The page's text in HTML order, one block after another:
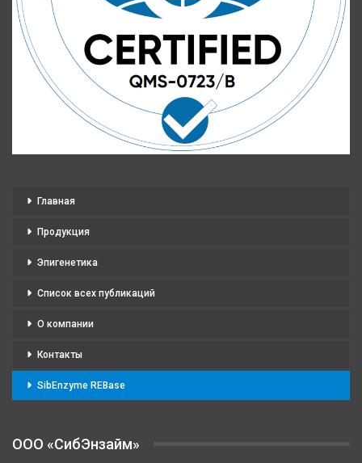
Главная
Продукция
Эпигенетика
Список всех публикаций
О компании
Контакты
SibEnzyme REBase
OOO «СибЭнзайм»